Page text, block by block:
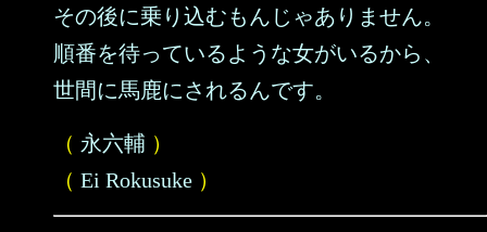
その後に乗り込むもんじゃありません。
順番を待っているような女がいるから、
世間に馬鹿にされるんです。
（ 永六輔 ）
（ Ei Rokusuke ）